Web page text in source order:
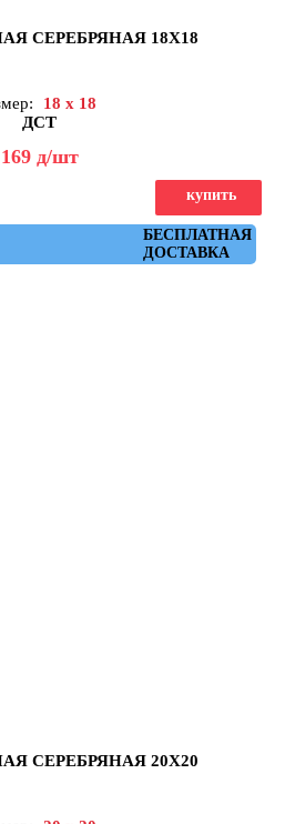
СЕРЕБРЯНАЯ 18Х18
18 x 18
ДСТ
169 д/шт
БЕСПЛАТНАЯ
ДОСТАВКА
купить
СЕРЕБРЯНАЯ 20Х20